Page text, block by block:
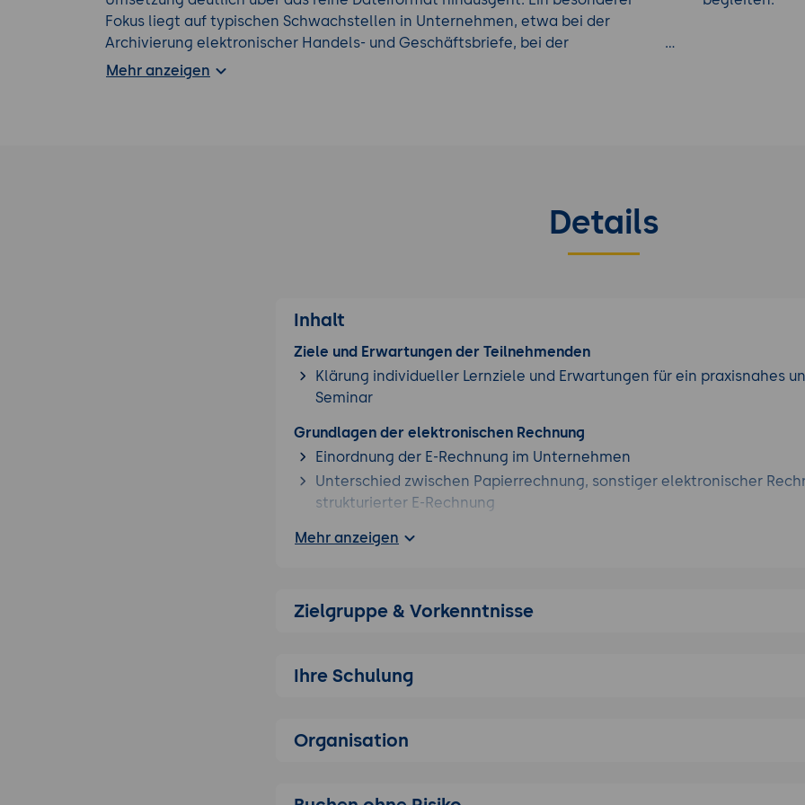
Fokus liegt auf typischen Schwachstellen in Unternehmen, etwa bei der
Archivierung elektronischer Handels- und Geschäftsbriefe, bei der
Dokumentation von Eingangs- und Ausgangsprozessen oder bei der
Mehr anzeigen
Details
Inhalt
Ziele und Erwartungen der Teilnehmenden
Klärung individueller Lernziele und Erwartungen für ein praxisnahes
Seminar
Grundlagen der elektronischen Rechnung
Einordnung der E-Rechnung im Unternehmen
Unterschied zwischen Papierrechnung, sonstiger elektronischer
strukturierter E-Rechnung
Anforderungen an Rechnungsinhalte, Vorsteuerabzug und Sonderfälle
GoBD-konforme Prozesse und Archivierung
Archivierung von E-Rechnungen, Buchungsbelegen sowie
Mehr anzeigen
Zielgruppe & Vorkenntnisse
Ihre Schulung
Organisation